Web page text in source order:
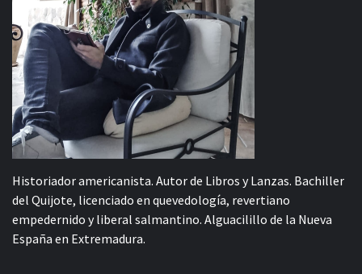
Historiador americanista. Autor de Libros y Lanzas. Bachiller
del Quijote, licenciado en quevedología, revertiano
empedernido y liberal salmantino. Alguacilillo de la Nueva
España en Extremadura.